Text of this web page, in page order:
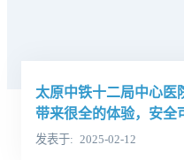
太原中铁十二局中心医
带来很全的体验，安全
发表于 2025-02-12